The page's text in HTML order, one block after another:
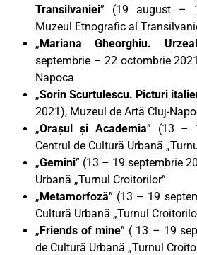
Transilvaniei” (19 august –
Muzeul Etnografic al
„Mariana Gheorghiu.
septembrie – 22 octombrie
Napoca
„Sorin Scurtulescu. Picturi
2021), Muzeul de Artă Cluj-
„Orașul și Academia” (13 –
Centrul de Cultură Urbană
„Gemini” (13 – 19 septembrie
Urbană „Turnul Croitorilor”
„Metamorfoză” (13 – 19
Cultură Urbană „Turnul
„Friends of mine” ( 13 – 19
de Cultură Urbană „Turnul